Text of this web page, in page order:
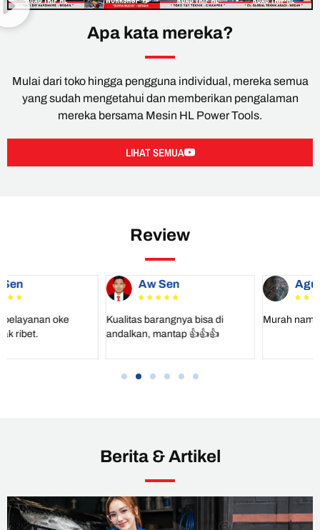
Apa kata mereka?
Mulai dari toko hingga pengguna individual, mereka semua
yang sudah mengetahui dan memberikan pengalaman
mereka bersama Mesin HL Power Tools.
LIHAT SEMUA
Review
Kualitas barangnya bisa di
andalkan, mantap 👍👍👍
Murah namun tidak murahan...
Berita & Artikel